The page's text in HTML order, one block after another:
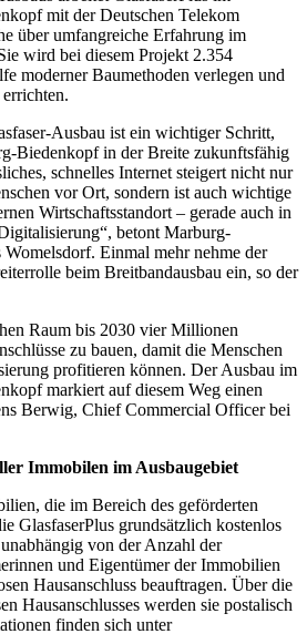
mit der Deutschen Telekom
über umfangreiche Erfahrung im
wird bei diesem Projekt 2.354
moderner Baumethoden verlegen und
Ausbau ist ein wichtiger Schritt,
Biedenkopf in der Breite zukunftsfähig
schnelles Internet steigert nicht nur
vor Ort, sondern ist auch wichtige
Wirtschaftsstandort – gerade auch in
betont Marburg-
Einmal mehr nehme der
beim Breitbandausbau ein, so der
Raum bis 2030 vier Millionen
zu bauen, damit die Menschen
profitieren können. Der Ausbau im
markiert auf diesem Weg einen
Berwig, Chief Commercial Officer bei
Immobilen im Ausbaugebiet
die im Bereich des geförderten
GlasfaserPlus grundsätzlich kostenlos
von der Anzahl der
und Eigentümer der Immobilien
Hausanschluss beauftragen. Über die
Hausanschlusses werden sie postalisch
finden sich unter